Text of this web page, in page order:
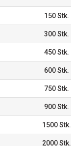
150Stk.
300Stk.
450Stk.
600Stk.
750Stk.
900Stk.
1500Stk.
2000Stk.